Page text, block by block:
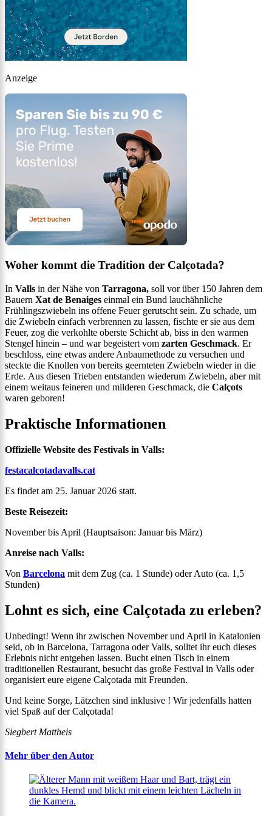
Anzeige
Woher kommt die Tradition der Calçotada?
In Valls in der Nähe von Tarragona, soll vor über 150 Jahren dem
Bauern Xat de Benaiges einmal ein Bund lauchähnliche
Frühlingszwiebeln ins offene Feuer gerutscht sein. Zu schade, um
die Zwiebeln einfach verbrennen zu lassen, fischte er sie aus dem
Feuer, zog die verkohlte oberste Schicht ab, biss in den warmen
Stengel hinein – und war begeistert vom zarten Geschmack. Er
beschloss, eine etwas andere Anbaumethode zu versuchen und
steckte die Knollen von bereits geernteten Zwiebeln wieder in die
Erde. Aus diesen Trieben entstanden wiederum Zwiebeln, aber mit
einem weitaus feineren und milderen Geschmack, die Calçots
waren geboren!
Praktische Informationen
Offizielle Website des Festivals in Valls:
festacalcotadavalls.cat
Es findet am 25. Januar 2026 statt.
Beste Reisezeit:
November bis April (Hauptsaison: Januar bis März)
Anreise nach Valls:
Von Barcelona mit dem Zug (ca. 1 Stunde) oder Auto (ca. 1,5
Stunden)
Lohnt es sich, eine Calçotada zu erleben?
Unbedingt! Wenn ihr zwischen November und April in Katalonien
seid, ob in Barcelona, Tarragona oder Valls, solltet ihr euch dieses
Erlebnis nicht entgehen lassen. Bucht einen Tisch in einem
traditionellen Restaurant, besucht das große Festival in Valls oder
organisiert eure eigene Calçotada mit Freunden.
Und keine Sorge, Lätzchen sind inklusive ! Wir jedenfalls hatten
viel Spaß auf der Calçotada!
Siegbert Mattheis
Mehr über den Autor